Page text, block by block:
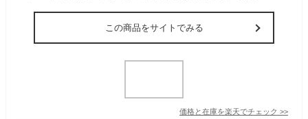
この商品をサイトでみる
価格と在庫を楽天でチェック >>